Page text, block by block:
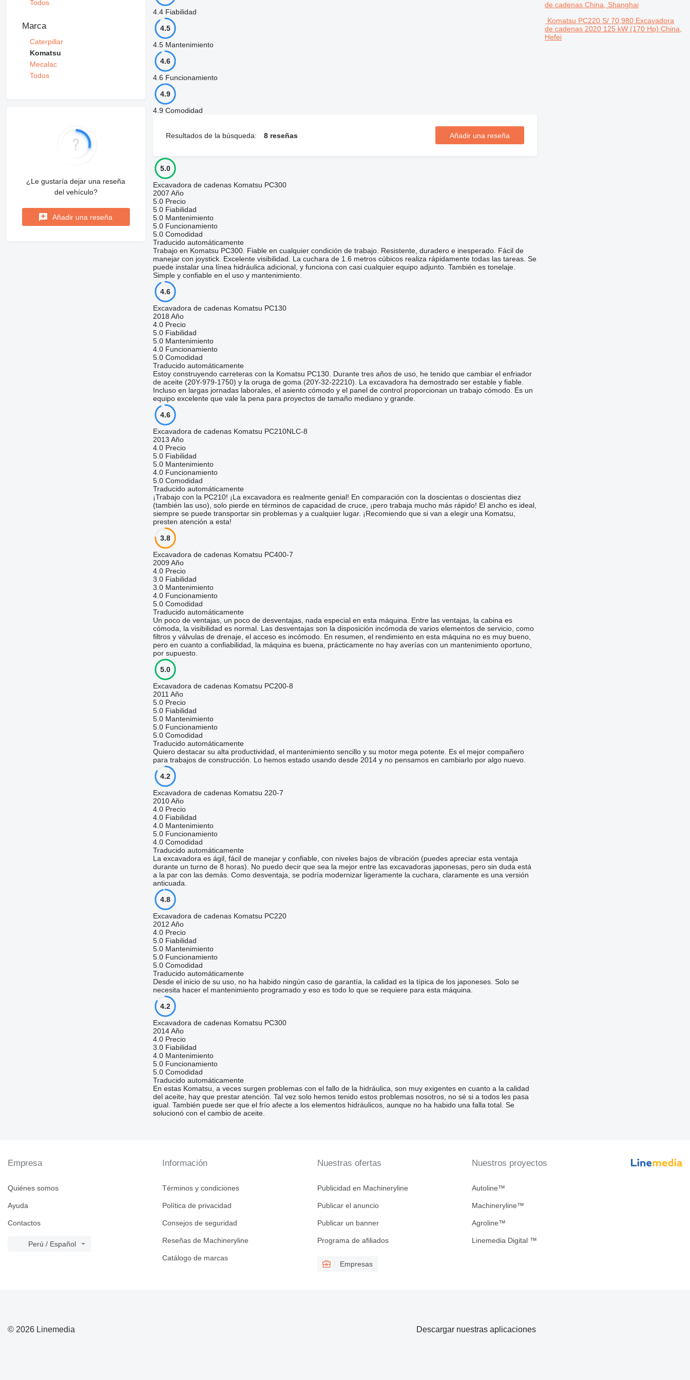
Todos
Marca
Caterpillar
Komatsu
Mecalac
Todos
¿Le gustaría dejar una reseña
del vehículo?
Añadir una reseña
4.4Fiabilidad
4.5
4.5Mantenimiento
4.6
4.6 Funcionamiento
4.9
4.9 Comodidad
Resultados de la búsqueda: 8 reseñas Añadir una reseña
5.0
Excavadora de cadenas Komatsu PC300
2007 Año
5.0 Precio
5.0 Fiabilidad
5.0 Mantenimiento
5.0 Funcionamiento
5.0 Comodidad
Traducido automáticamente
Trabajo en Komatsu PC300. Fiable en cualquier condición de trabajo. Resistente, duradero e inesperado. Fácil de
manejar con joystick. Excelente visibilidad. La cuchara de 1.6 metros cúbicos realiza rápidamente todas las tareas. Se
puede instalar una línea hidráulica adicional, y funciona con casi cualquier equipo adjunto. También es tonelaje.
Simple y confiable en el uso y mantenimiento.
4.6
Excavadora de cadenas Komatsu PC130
2018 Año
4.0 Precio
5.0 Fiabilidad
5.0 Mantenimiento
4.0 Funcionamiento
5.0 Comodidad
Traducido automáticamente
Estoy construyendo carreteras con la Komatsu PC130. Durante tres años de uso, he tenido que cambiar el enfriador
de aceite (20Y-979-1750) y la oruga de goma (20Y-32-22210). La excavadora ha demostrado ser estable y fiable.
Incluso en largas jornadas laborales, el asiento cómodo y el panel de control proporcionan un trabajo cómodo. Es un
equipo excelente que vale la pena para proyectos de tamaño mediano y grande.
4.6
Excavadora de cadenas Komatsu PC210NLC-8
2013 Año
4.0 Precio
5.0 Fiabilidad
5.0 Mantenimiento
4.0 Funcionamiento
5.0 Comodidad
Traducido automáticamente
¡Trabajo con la PC210! ¡La excavadora es realmente genial! En comparación con la doscientas o doscientas diez
(también las uso), solo pierde en términos de capacidad de cruce, ¡pero trabaja mucho más rápido! El ancho es ideal,
siempre se puede transportar sin problemas y a cualquier lugar. ¡Recomiendo que si van a elegir una Komatsu,
presten atención a esta!
3.8
Excavadora de cadenas Komatsu PC400-7
2009 Año
4.0 Precio
3.0 Fiabilidad
3.0 Mantenimiento
4.0 Funcionamiento
5.0 Comodidad
Traducido automáticamente
Un poco de ventajas, un poco de desventajas, nada especial en esta máquina. Entre las ventajas, la cabina es
cómoda, la visibilidad es normal. Las desventajas son la disposición incómoda de varios elementos de servicio, como
filtros y válvulas de drenaje, el acceso es incómodo. En resumen, el rendimiento en esta máquina no es muy bueno,
pero en cuanto a confiabilidad, la máquina es buena, prácticamente no hay averías con un mantenimiento oportuno,
por supuesto.
5.0
Excavadora de cadenas Komatsu PC200-8
2011 Año
5.0 Precio
5.0 Fiabilidad
5.0 Mantenimiento
5.0 Funcionamiento
5.0 Comodidad
Traducido automáticamente
Quiero destacar su alta productividad, el mantenimiento sencillo y su motor mega potente. Es el mejor compañero
para trabajos de construcción. Lo hemos estado usando desde 2014 y no pensamos en cambiarlo por algo nuevo.
4.2
Excavadora de cadenas Komatsu 220-7
2010 Año
4.0 Precio
4.0 Fiabilidad
4.0 Mantenimiento
5.0 Funcionamiento
4.0 Comodidad
Traducido automáticamente
La excavadora es ágil, fácil de manejar y confiable, con niveles bajos de vibración (puedes apreciar esta ventaja
durante un turno de 8 horas). No puedo decir que sea la mejor entre las excavadoras japonesas, pero sin duda está
a la par con las demás. Como desventaja, se podría modernizar ligeramente la cuchara, claramente es una versión
anticuada.
4.8
Excavadora de cadenas Komatsu PC220
2012 Año
4.0 Precio
5.0 Fiabilidad
5.0 Mantenimiento
5.0 Funcionamiento
5.0 Comodidad
Traducido automáticamente
Desde el inicio de su uso, no ha habido ningún caso de garantía, la calidad es la típica de los japoneses. Solo se
necesita hacer el mantenimiento programado y eso es todo lo que se requiere para esta máquina.
4.2
Excavadora de cadenas Komatsu PC300
2014 Año
4.0 Precio
3.0 Fiabilidad
4.0 Mantenimiento
5.0 Funcionamiento
5.0 Comodidad
Traducido automáticamente
En estas Komatsu, a veces surgen problemas con el fallo de la hidráulica, son muy exigentes en cuanto a la calidad
del aceite, hay que prestar atención. Tal vez solo hemos tenido estos problemas nosotros, no sé si a todos les pasa
igual. También puede ser que el frío afecte a los elementos hidráulicos, aunque no ha habido una falla total. Se
solucionó con el cambio de aceite.
de cadenasChina, Shanghai
Komatsu PC220 S/ 70,980 Excavadora
de cadenas 2020 125 kW (170 Hp)China,
Hefei
Empresa
Quiénes somos
Ayuda
Contactos
Perú / Español
Información
Términos y condiciones
Política de privacidad
Consejos de seguridad
Reseñas de Machineryline
Catálogo de marcas
Nuestras ofertas
Publicidad en Machineryline
Publicar el anuncio
Publicar un banner
Programa de afiliados
Empresas
Nuestros proyectos
Autoline™
Machineryline™
Agroline™
Linemedia Digital ™
© 2026 Linemedia Descargar nuestras aplicaciones